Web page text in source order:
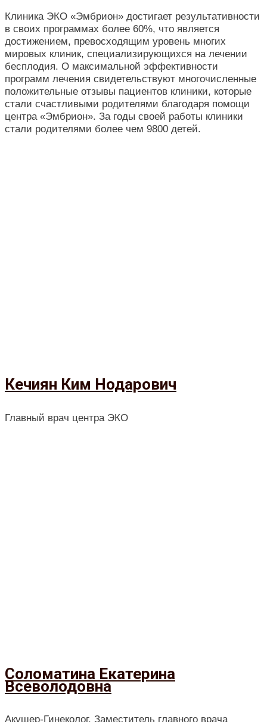
Клиника ЭКО «Эмбрион» достигает результативности
в своих программах более 60%, что является
достижением, превосходящим уровень многих
мировых клиник, специализирующихся на лечении
бесплодия. О максимальной эффективности
программ лечения свидетельствуют многочисленные
положительные отзывы пациентов клиники, которые
стали счастливыми родителями благодаря помощи
центра «Эмбрион». За годы своей работы клиники
стали родителями более чем 9800 детей.
Кечиян Ким Нодарович
Главный врач центра ЭКО
Соломатина Екатерина
Всеволодовна
Акушер-Гинеколог, Заместитель главного врача